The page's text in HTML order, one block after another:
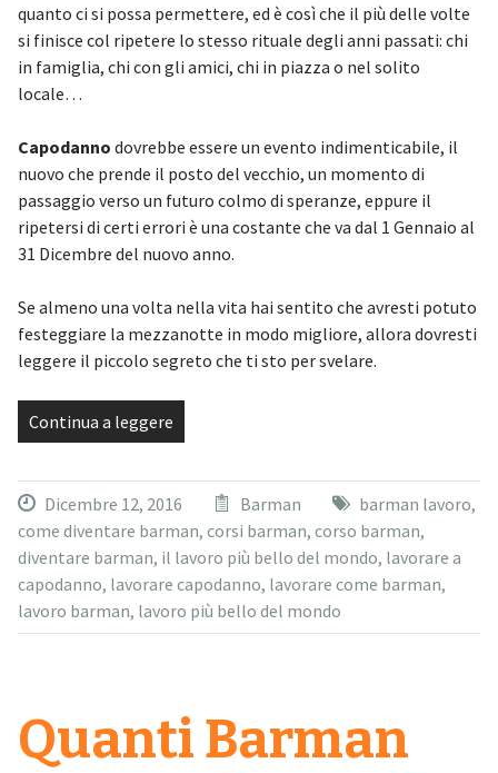
quanto ci si possa permettere, ed è così che il più delle volte
si finisce col ripetere lo stesso rituale degli anni passati: chi
in famiglia, chi con gli amici, chi in piazza o nel solito
locale…
Capodanno dovrebbe essere un evento indimenticabile, il
nuovo che prende il posto del vecchio, un momento di
passaggio verso un futuro colmo di speranze, eppure il
ripetersi di certi errori è una costante che va dal 1 Gennaio al
31 Dicembre del nuovo anno.
Se almeno una volta nella vita hai sentito che avresti potuto
festeggiare la mezzanotte in modo migliore, allora dovresti
leggere il piccolo segreto che ti sto per svelare.
Continua a leggere
Dicembre 12, 2016 Barman barman lavoro,
come diventare barman, corsi barman, corso barman,
diventare barman, il lavoro più bello del mondo, lavorare a
capodanno, lavorare capodanno, lavorare come barman,
lavoro barman, lavoro più bello del mondo
Quanti Barman